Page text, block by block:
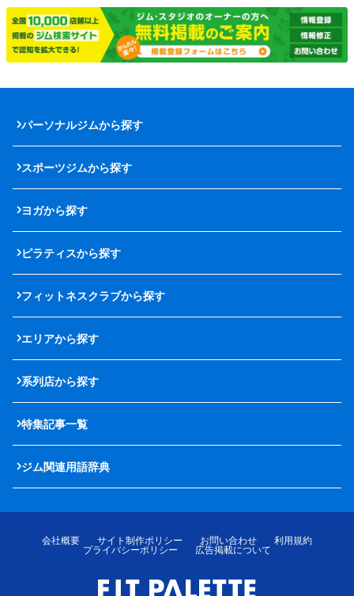
パーソナルジムから探す
スポーツジムから探す
ヨガから探す
ピラティスから探す
フィットネスクラブから探す
エリアから探す
系列店から探す
特集記事一覧
ジム関連用語辞典
会社概要 サイト制作ポリシー お問い合わせ
利用規約
プライバシーポリシー
広告掲載について